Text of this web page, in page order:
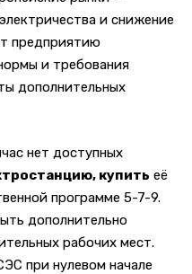
и снижение
предприятию
и требования
дополнительных
нет доступных
купить её
программе 5-7-9.
дополнительно
рабочих мест.
при нулевом начале